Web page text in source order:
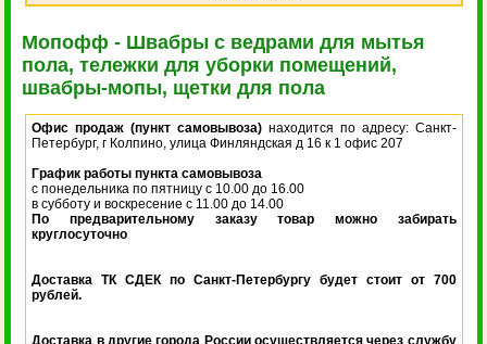
Мопофф - Швабры с ведрами для мытья
пола, тележки для уборки помещений,
швабры-мопы, щетки для пола
Офис продаж (пункт самовывоза) находится по адресу: Санкт-
Петербург, г Колпино, улица Финляндская д 16 к 1 офис 207
График работы пункта самовывоза
с понедельника по пятницу с 10.00 до 16.00
в субботу и воскресение с 11.00 до 14.00
По предварительному заказу товар можно забирать
круглосуточно
Доставка ТК СДЕК по Санкт-Петербургу будет стоит от 700
рублей.
Доставка в другие города России осуществляется через службу